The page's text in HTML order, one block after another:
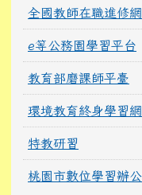
全國教師在職進修網
e等公務園學習平台
教育部磨課師平臺
環境教育終身學習網
特教研習
桃園市數位學習辦